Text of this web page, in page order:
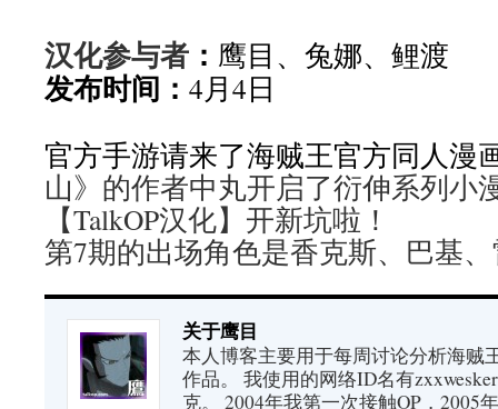
汉化参与者 ： 鹰目、兔娜、鲤渡
发布时间： 4月4日
官方手游请来了海贼王官方同人漫
山》的作者中丸开启了衍伸系列小
【TalkOP汉化】开新坑啦！
第7期的出场角色是香克斯、巴基
关于鹰目
本人博客主要用于每周讨论分析海贼
作品。 我使用的网络ID名有
克。 2004年我第一次接触OP，2005